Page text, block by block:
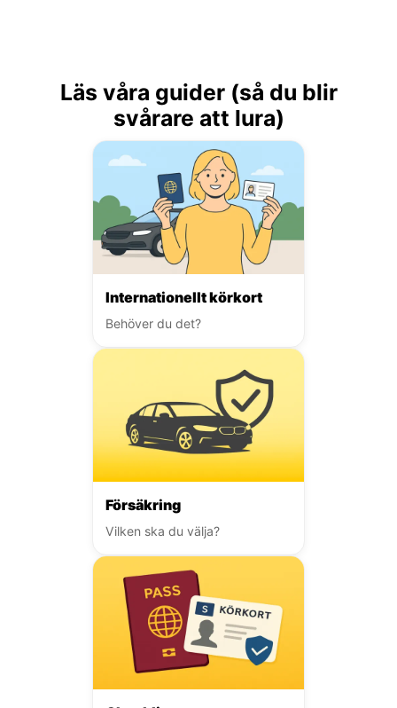
Läs våra guider (så du blir
svårare att lura)
Internationellt körkort
Behöver du det?
Försäkring
Vilken ska du välja?